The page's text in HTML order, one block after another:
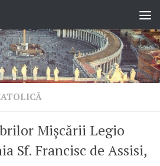
Mișcării Legio
Sf. Francisc de Assisi,